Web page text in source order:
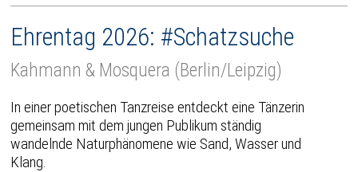
Ehrentag 2026: #Schatzsuche
Kahmann & Mosquera (Berlin/Leipzig)
In einer poetischen Tanzreise entdeckt eine Tänzerin
gemeinsam mit dem jungen Publikum ständig
wandelnde Naturphänomene wie Sand, Wasser und
Klang.